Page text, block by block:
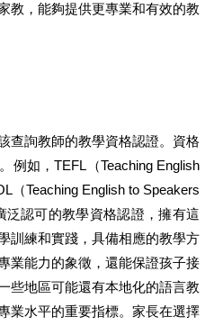
教，能夠提供更專業和有效的教
查詢教師的教學資格認證。資格
例如，TEFL（Teaching English
（Teaching English to Speakers
泛認可的教學資格認證，擁有這
訓練和實踐，具備相應的教學方
業能力的象徵，還能保證孩子接
些地區可能還有本地化的語言教
業水平的重要指標。家長在選擇